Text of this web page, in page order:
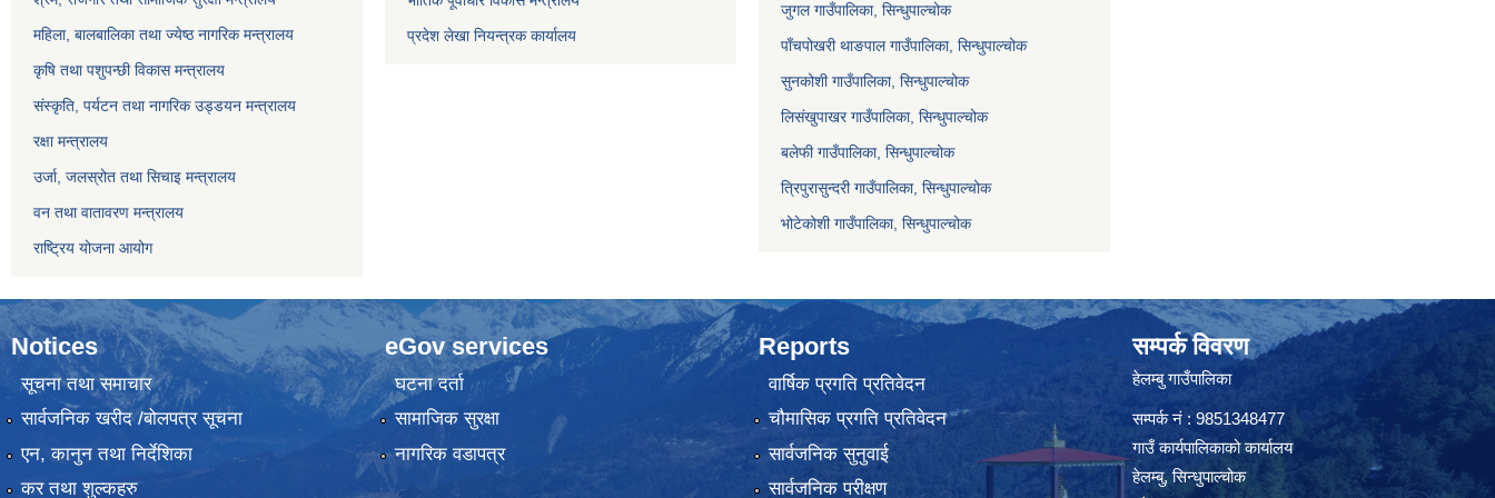
महिला, बालबालिका तथा ज्येष्ठ नागरिक मन्त्रालय
कृषि तथा पशुपन्छी विकास मन्त्रालय
संस्कृति, पर्यटन तथा नागरिक उड्डयन मन्त्रालय
रक्षा मन्त्रालय
उर्जा, जलस्रोत तथा सिचाइ मन्त्रालय
वन तथा वातावरण मन्त्रालय
राष्ट्रिय योजना आयोग
प्रदेश लेखा नियन्त्रक कार्यालय
जुगल गाउँपालिका, सिन्धुपाल्चोक
पाँचपोखरी थाङपाल गाउँपालिका, सिन्धुपाल्चोक
सुनकोशी गाउँपालिका, सिन्धुपाल्चोक
लिसंखुपाखर गाउँपालिका, सिन्धुपाल्चोक
बलेफी गाउँपालिका, सिन्धुपाल्चोक
त्रिपुरासुन्दरी गाउँपालिका, सिन्धुपाल्चोक
भोटेकोशी गाउँपालिका, सिन्धुपाल्चोक
Notices
सूचना तथा समाचार
सार्वजनिक खरीद /बोलपत्र सूचना
एन, कानुन तथा निर्देशिका
कर तथा शुल्कहरु
eGov services
घटना दर्ता
सामाजिक सुरक्षा
नागरिक वडापत्र
Reports
वार्षिक प्रगति प्रतिवेदन
चौमासिक प्रगति प्रतिवेदन
सार्वजनिक सुनुवाई
सार्वजनिक परीक्षण
सम्पर्क विवरण
हेलम्बु गाउँपालिका
सम्पर्क नं : 9851348477
गाउँ कार्यपालिकाको कार्यालय
हेलम्बु, सिन्धुपाल्चोक